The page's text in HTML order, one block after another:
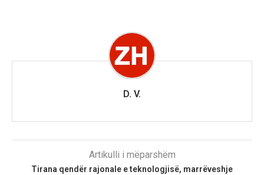
D. V.
Artikulli i mëparshëm
Tirana qendër rajonale e teknologjisë, marrëveshje